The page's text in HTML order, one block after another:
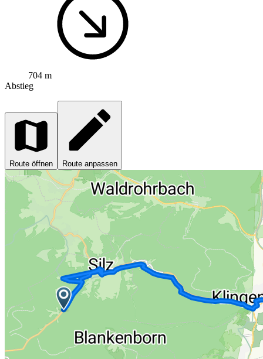
704 m
Abstieg
Route öffnen Route anpassen